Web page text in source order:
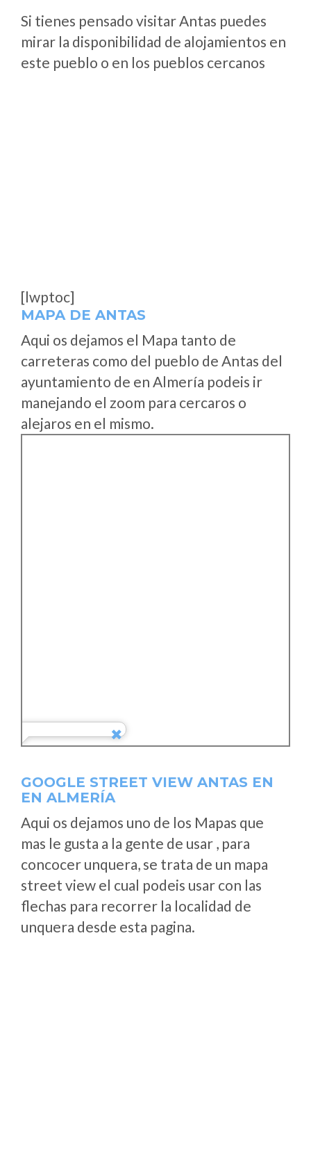
Si tienes pensado visitar Antas puedes
mirar la disponibilidad de alojamientos en
este pueblo o en los pueblos cercanos
[lwptoc]
MAPA DE ANTAS
Aqui os dejamos el Mapa tanto de
carreteras como del pueblo de Antas del
ayuntamiento de en Almería podeis ir
manejando el zoom para cercaros o
alejaros en el mismo.
GOOGLE STREET VIEW ANTAS EN
EN ALMERÍA
Aqui os dejamos uno de los Mapas que
mas le gusta a la gente de usar , para
concocer unquera, se trata de un mapa
street view el cual podeis usar con las
flechas para recorrer la localidad de
unquera desde esta pagina.